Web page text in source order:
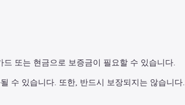
또는 현금으로 보증금이 필요할 수 있습니다.
수 있습니다. 또한, 반드시 보장되지는 않습니다.